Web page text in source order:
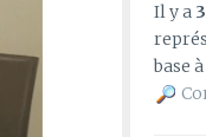
Il y a
base